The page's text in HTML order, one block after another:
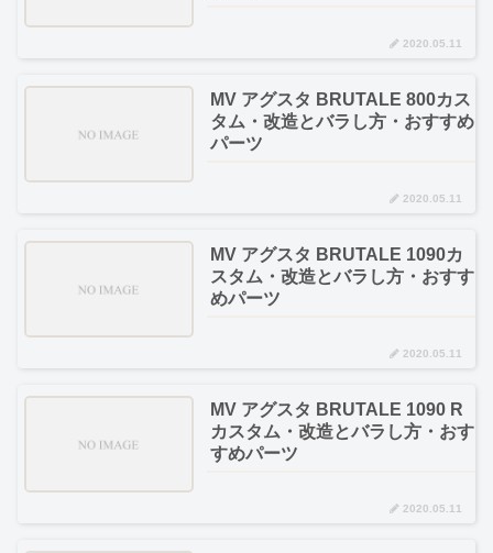
2020.05.11
MV アグスタ BRUTALE 800カス
タム・改造とバラし方・おすすめ
パーツ
2020.05.11
MV アグスタ BRUTALE 1090カ
スタム・改造とバラし方・おすす
めパーツ
2020.05.11
MV アグスタ BRUTALE 1090 R
カスタム・改造とバラし方・おす
すめパーツ
2020.05.11